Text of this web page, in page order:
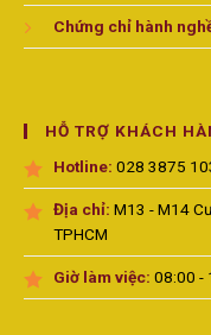
Chứng chỉ hành
HỖ TRỢ KHÁCH
Hotline: 028 3875
Địa chỉ: M13 - M14
TPHCM
Giờ làm việc: 08:00 -